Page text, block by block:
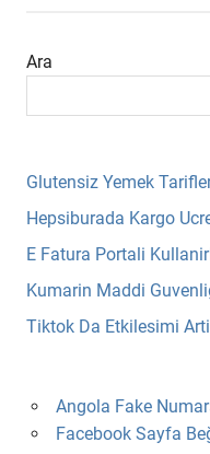
Ara
Glutensiz Yemek
Hepsiburada Kargo
E Fatura Portali
Kumarin Maddi
Tiktok Da Etkilesimi
Angola Fake
Facebook Sayfa